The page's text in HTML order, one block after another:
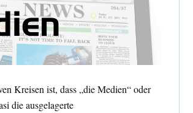
Kreisen ist, dass „die Medien“ oder
die ausgelagerte